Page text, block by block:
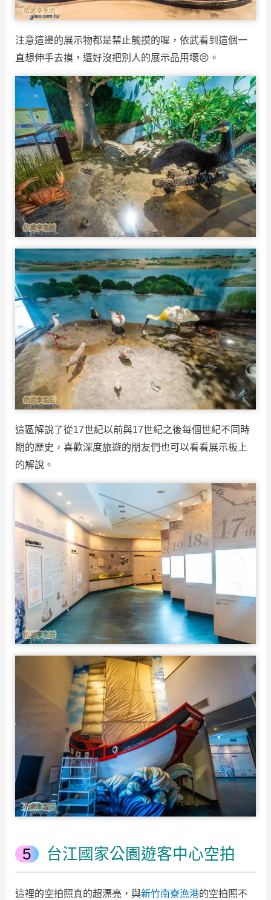
注意這邊的展示物都是禁止觸摸的喔，依武看到這個一
直想伸手去摸，還好沒把別人的展示品用壞😣。
這區解說了從17世紀以前與17世紀之後每個世紀不同時
期的歷史，喜歡深度旅遊的朋友們也可以看看展示板上
的解說。
台江國家公園遊客中心空拍
這裡的空拍照真的超漂亮，與新竹南寮漁港的空拍照不